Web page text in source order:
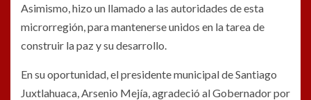
Asimismo, hizo un llamado a las autoridades de esta
microrregión, para mantenerse unidos en la tarea de
construir la paz y su desarrollo.
En su oportunidad, el presidente municipal de Santiago
Juxtlahuaca, Arsenio Mejía, agradeció al Gobernador por